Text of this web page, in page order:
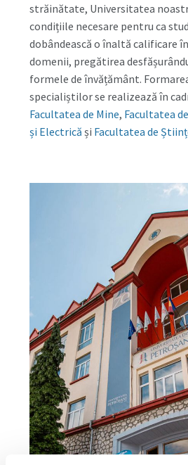
străinătate, Universitatea
condițiile necesare pentru ca
dobândească o înaltă calificare
domenii, pregătirea
formele de învățământ.
specialiștilor se realizează în
Facultatea de Mine, Facultatea
și Electrică și Facultatea de